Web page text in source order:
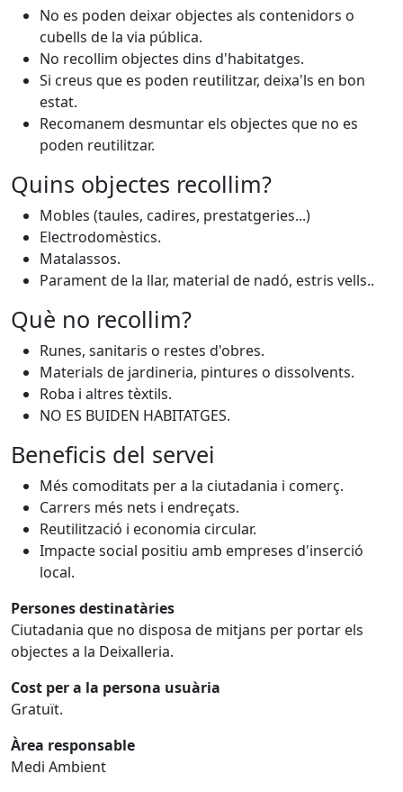
No es poden deixar objectes als contenidors o
cubells de la via pública.
No recollim objectes dins d'habitatges.
Si creus que es poden reutilitzar, deixa'ls en bon
estat.
Recomanem desmuntar els objectes que no es
poden reutilitzar.
Quins objectes recollim?
Mobles (taules, cadires, prestatgeries...)
Electrodomèstics.
Matalassos.
Parament de la llar, material de nadó, estris vells..
Què no recollim?
Runes, sanitaris o restes d'obres.
Materials de jardineria, pintures o dissolvents.
Roba i altres tèxtils.
NO ES BUIDEN HABITATGES.
Beneficis del servei
Més comoditats per a la ciutadania i comerç.
Carrers més nets i endreçats.
Reutilització i economia circular.
Impacte social positiu amb empreses d'inserció
local.
Persones destinatàries
Ciutadania que no disposa de mitjans per portar els
objectes a la Deixalleria.
Cost per a la persona usuària
Gratuït.
Àrea responsable
Medi Ambient